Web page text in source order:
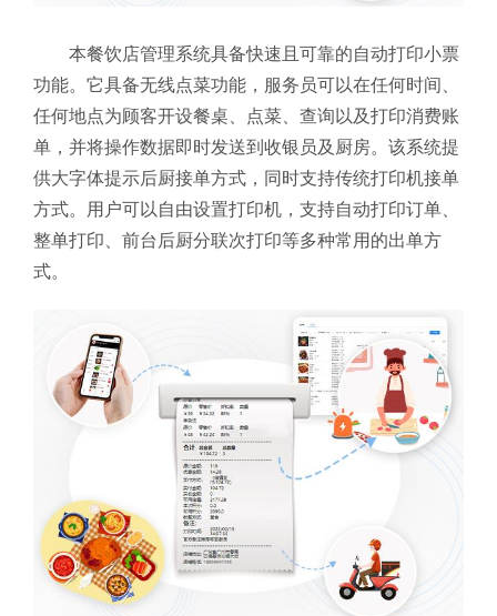
本餐饮店管理系统具备快速且可靠的自动打印小票
功能。它具备无线点菜功能，服务员可以在任何时间、
任何地点为顾客开设餐桌、点菜、查询以及打印消费账
单，并将操作数据即时发送到收银员及厨房。该系统提
供大字体提示后厨接单方式，同时支持传统打印机接单
方式。用户可以自由设置打印机，支持自动打印订单、
整单打印、前台后厨分联次打印等多种常用的出单方
式。